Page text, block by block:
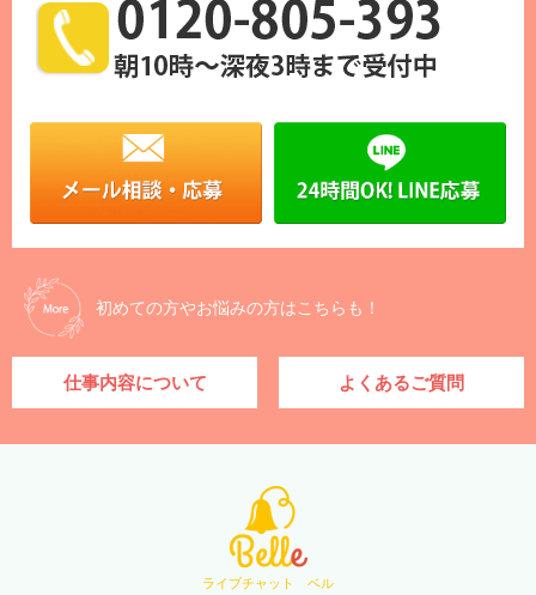
初めての方やお悩みの方はこちらも！
仕事内容について よくあるご質問
ライブチャット ベル